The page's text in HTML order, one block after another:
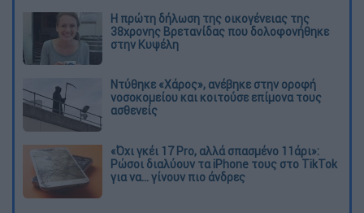
Η πρώτη δήλωση της οικογένειας της
38χρονης Βρετανίδας που δολοφονήθηκε
στην Κυψέλη
Ντύθηκε «Χάρος», ανέβηκε στην οροφή
νοσοκομείου και κοιτούσε επίμονα τους
ασθενείς
«Όχι γκέι 17 Pro, αλλά σπασμένο 11άρι»:
Ρώσοι διαλύουν τα iPhone τους στο TikTok
για να... γίνουν πιο άνδρες